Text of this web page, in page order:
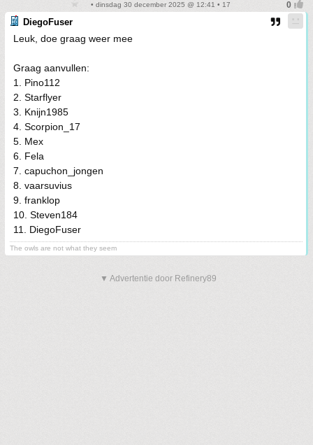
• dinsdag 30 december 2025 @ 12:41 • 17
DiegoFuser
Leuk, doe graag weer mee
Graag aanvullen:
1. Pino112
2. Starflyer
3. Knijn1985
4. Scorpion_17
5. Mex
6. Fela
7. capuchon_jongen
8. vaarsuvius
9. franklop
10. Steven184
11. DiegoFuser
The owls are not what they seem
▼ Advertentie door Refinery89